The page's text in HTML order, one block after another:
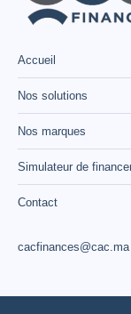
Accueil
Nos solutions
Nos marques
Simulateur de
Contact
cacfinances@cac.ma